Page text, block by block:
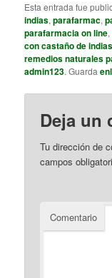
Esta entrada fue
indias,parafarmac,
parafarmacia on line,
con castaño de indias
remedios naturales
admin123. Guarda
Deja un
Tu dirección de
campos
Comentario